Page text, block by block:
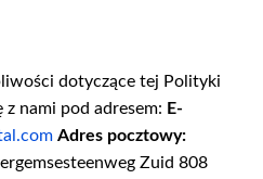
dotyczące tej Polityki
nami pod adresem: E-
Adres pocztowy:
Zuid 808